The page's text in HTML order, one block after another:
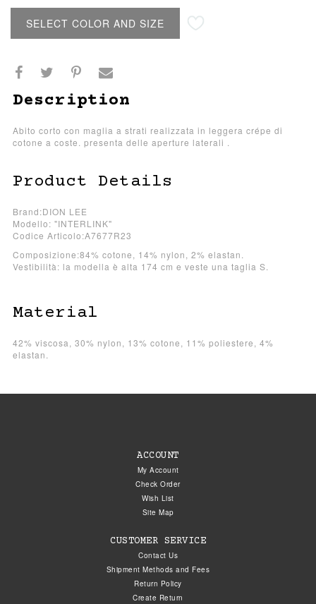
SELECT COLOR AND SIZE
Description
Abito corto con maglia a strati realizzata in leggera crépe di
cotone a coste. presenta delle aperture laterali .
Product Details
Brand:DION LEE
Modello: "INTERLINK"
Codice Articolo:A7677R23
Composizione:84% cotone, 14% nylon, 2% elastan.
Vestibilità: la modella è alta 174 cm e veste una taglia S.
Material
42% viscosa, 30% nylon, 13% cotone, 11% poliestere, 4%
elastan.
ACCOUNT
My Account
Check Order
Wish List
Site Map
CUSTOMER SERVICE
Contact Us
Shipment Methods and Fees
Return Policy
Create Return